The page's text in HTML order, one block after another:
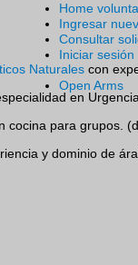
Home
Ingresar
Consultar
Iniciar sesión
Open Arms
Naturales con
en
cocina para grupos.
y dominio de